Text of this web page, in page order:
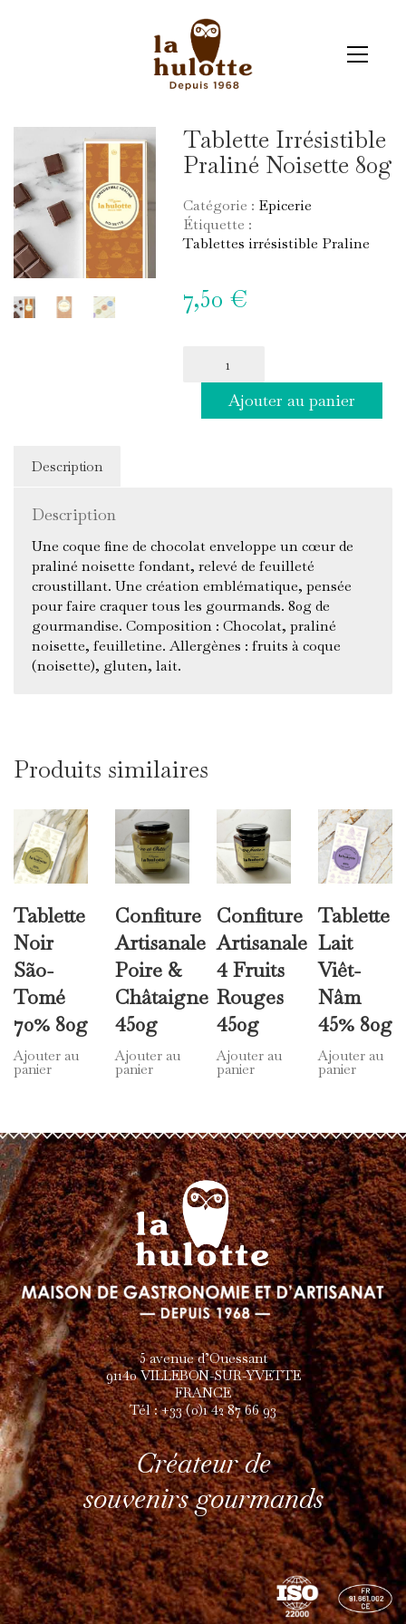
Tablette Irrésistible
Praliné Noisette 80g
Catégorie : Epicerie
Étiquette :
Tablettes irrésistible Praline
7,50 €
Tablette
Irrésistible
Praliné
Ajouter au panier
Description
Description
Une coque fine de chocolat enveloppe un cœur de
praliné noisette fondant, relevé de feuilleté
croustillant. Une création emblématique, pensée
pour faire craquer tous les gourmands. 80g de
Produits similaires
Tablette
Noir
São-
Tomé
panier
Confiture
Artisanale
Poire &
Châtaigne
panier
Confiture
Artisanale
4 Fruits
Rouges
panier
Tablette
Lait
Viêt-
Nâm
panier
5 avenue d’Ouessant
91140 VILLEBON-SUR-YVETTE
FRANCE
Tél : +33 (0)1 42 87 66 93
Créateur de
souvenirs gourmands